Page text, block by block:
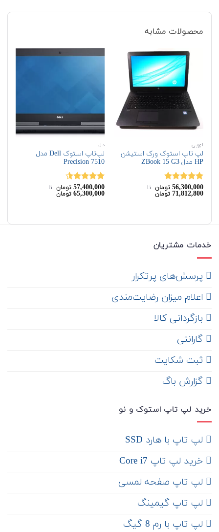
محصولات مشابه
اچ‌پی
لپ تاپ استوک ورک استیشن
HP مدل ZBook 15 G3
نمره5.00
از 5
56,300,000 تومان‌ تا ‌
71,812,800 تومان
دل
لپ‌تاپ استوک Dell مدل
Precision 7510
نمره4.50
از 5
57,400,000 تومان‌ تا ‌
65,300,000 تومان
خدمات مشتریان
‌ پرسش‌های پرتکرار
اعلام میزان رضایت‌مندی
‌ بازگردانی کالا
گارانتی
ثبت شکایت
‌ گزارش باگ
خرید لپ تاپ استوک و نو
لپ تاپ با هارد SSD
خرید لپ تاپ Core i7
لپ تاپ صفحه لمسی
لپ تاپ گیمینگ
لپ تاپ با رم 8 گیگ